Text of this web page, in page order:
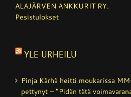
ALAJÄRVEN ANKKURIT RY.
Pesistulokset
YLE URHEILU
Pinja Kärhä heitti moukarissa
pettynyt – ”Pidän tätä